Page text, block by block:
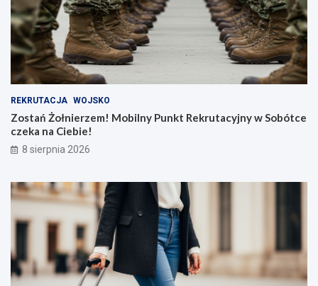
REKRUTACJA WOJSKO
Zostań Żołnierzem! Mobilny Punkt Rekrutacyjny w Sobótce
czeka na Ciebie!
8 sierpnia 2026